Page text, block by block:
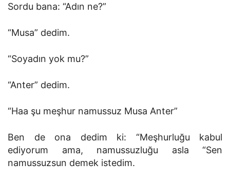
Sordu bana: “Adın ne?”
“Musa” dedim.
“Soyadın yok mu?”
“Anter” dedim.
“Haa şu meşhur namussuz Musa Anter”
Ben de ona dedim ki: “Meşhurluğu kabul
ediyorum ama, namussuzluğu asla “Sen
namussuzsun demek istedim.